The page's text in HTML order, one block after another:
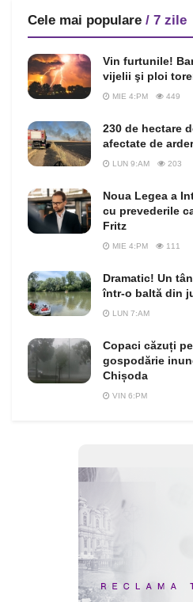
Cele mai populare / 7 zile
Vin furtunile!
vijelii şi ploi
MIE 4:PM 449
230 de hectare
afectate de
LUN 9:AM 203
Noua Legea a
cu prevederile
Fritz
MIE 4:PM 111
Dramatic! Un
într-o baltă din
LUN 7:AM
Copaci căzuți
gospodărie
Chișoda
VIN 6:PM